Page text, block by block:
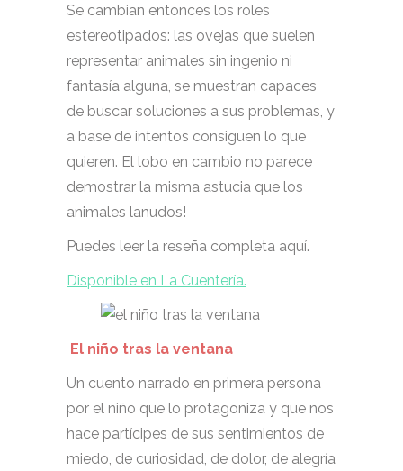
Se cambian entonces los roles
estereotipados: las ovejas que suelen
representar animales sin ingenio ni
fantasía alguna, se muestran capaces
de buscar soluciones a sus problemas, y
a base de intentos consiguen lo que
quieren. El lobo en cambio no parece
demostrar la misma astucia que los
animales lanudos!
Puedes leer la reseña completa aquí.
Disponible en La Cuentería.
El niño tras la ventana
Un cuento narrado en primera persona
por el niño que lo protagoniza y que nos
hace partícipes de sus sentimientos de
miedo, de curiosidad, de dolor, de alegría